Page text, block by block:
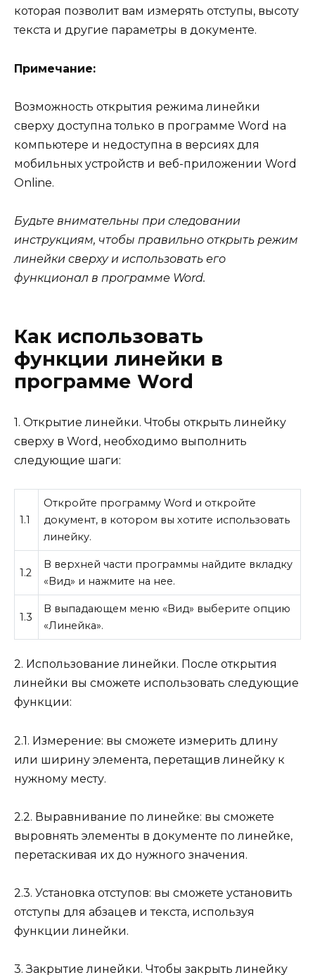
которая позволит вам измерять отступы, высоту
текста и другие параметры в документе.
Примечание:
Возможность открытия режима линейки
сверху доступна только в программе Word на
компьютере и недоступна в версиях для
мобильных устройств и веб-приложении Word
Online.
Будьте внимательны при следовании
инструкциям, чтобы правильно открыть режим
линейки сверху и использовать его
функционал в программе Word.
Как использовать
функции линейки в
программе Word
1. Открытие линейки. Чтобы открыть линейку
сверху в Word, необходимо выполнить
следующие шаги:
1.1
Откройте программу Word и откройте
документ, в котором вы хотите использовать
линейку.
1.2
В верхней части программы найдите вкладку
«Вид» и нажмите на нее.
1.3
В выпадающем меню «Вид» выберите опцию
«Линейка».
2. Использование линейки. После открытия
линейки вы сможете использовать следующие
функции:
2.1. Измерение: вы сможете измерить длину
или ширину элемента, перетащив линейку к
нужному месту.
2.2. Выравнивание по линейке: вы сможете
выровнять элементы в документе по линейке,
перетаскивая их до нужного значения.
2.3. Установка отступов: вы сможете установить
отступы для абзацев и текста, используя
функции линейки.
3. Закрытие линейки. Чтобы закрыть линейку